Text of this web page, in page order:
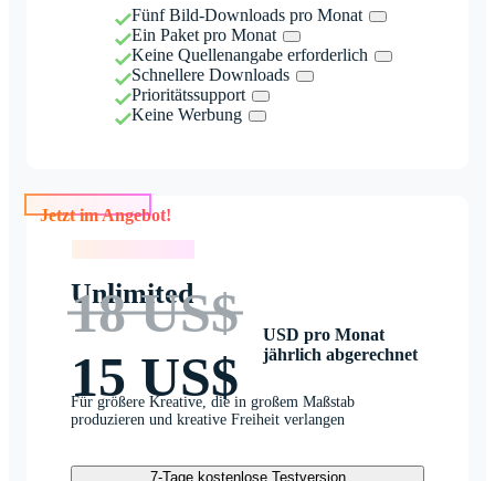
Fünf Bild-Downloads pro Monat
Ein Paket pro Monat
Keine Quellenangabe erforderlich
Schnellere Downloads
Prioritätssupport
Keine Werbung
Jetzt im Angebot!
Unlimited
18 US$
15 US$
USD pro Monat
jährlich abgerechnet
Für größere Kreative, die in großem Maßstab
produzieren und kreative Freiheit verlangen
7-Tage kostenlose Testversion